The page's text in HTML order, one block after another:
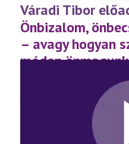
Váradi Tibor
Önbizalom,
– avagy hogyan
módon